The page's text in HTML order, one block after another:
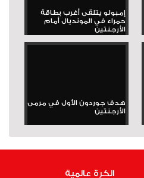
إمبولو يتلقى أغرب بطاقة
حمراء في المونديال أمام
الأرجنتين
هدف جوردون الأول في مرمى
الأرجنتين
الكرة عالمية